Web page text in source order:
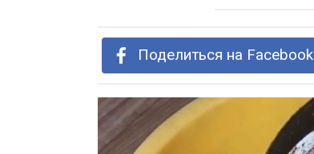
Поделиться на Facebook